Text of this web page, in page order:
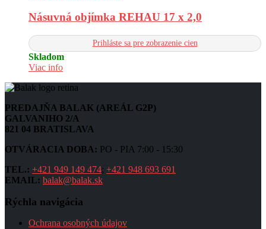
Násuvná objímka REHAU 17 x 2,0
Prihláste sa pre zobrazenie cien
Skladom
Viac info
PREDAJŇA BALAK (AREÁL G2P)
GALVANIHO 2/A
821 04 BRATISLAVA
OTVÁRACIA DOBA: PO - PIA 7:00 - 15:30
TEL.: +421 949 149 474; +421 948 693 691
EMAIL: balak@balak.sk
Rýchla navigácia
Ochrana osobných údajov